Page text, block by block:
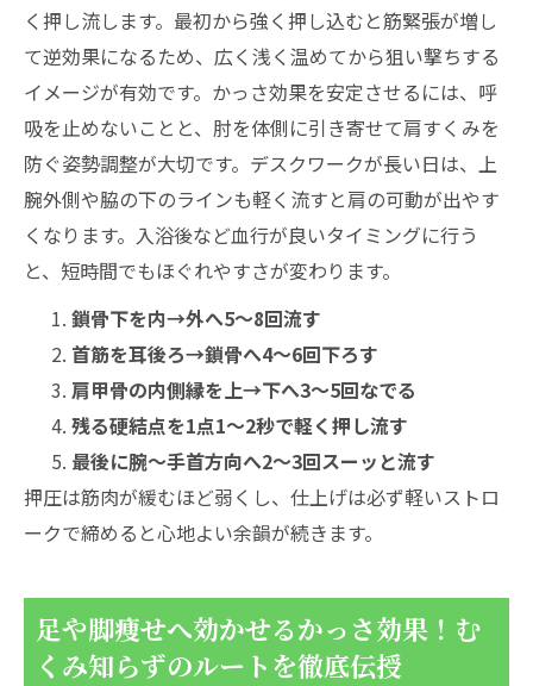
く押し流します。最初から強く押し込むと筋緊張が増し
て逆効果になるため、広く浅く温めてから狙い撃ちする
イメージが有効です。かっさ効果を安定させるには、呼
吸を止めないことと、肘を体側に引き寄せて肩すくみを
防ぐ姿勢調整が大切です。デスクワークが長い日は、上
腕外側や脇の下のラインも軽く流すと肩の可動が出やす
くなります。入浴後など血行が良いタイミングに行う
と、短時間でもほぐれやすさが変わります。
鎖骨下を内→外へ5〜8回流す
首筋を耳後ろ→鎖骨へ4〜6回下ろす
肩甲骨の内側縁を上→下へ3〜5回なでる
残る硬結点を1点1〜2秒で軽く押し流す
最後に腕〜手首方向へ2〜3回スーッと流す
押圧は筋肉が緩むほど弱くし、仕上げは必ず軽いストロ
ークで締めると心地よい余韻が続きます。
足や脚痩せへ効かせるかっさ効果！む
くみ知らずのルートを徹底伝授